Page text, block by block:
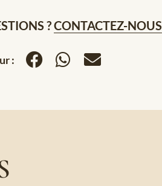
?CONTACTEZ-NOUS
: